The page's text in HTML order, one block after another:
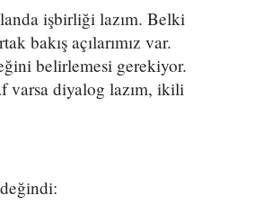
işbirliği lazım. Belki
bakış açılarımız var.
belirlemesi gerekiyor.
varsa diyalog lazım, ikili